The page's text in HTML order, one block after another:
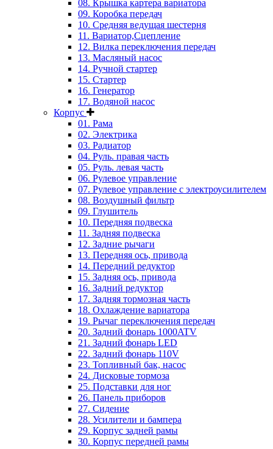
08. Крышка картера вариатора
09. Коробка передач
10. Средняя ведущая шестерня
11. Вариатор,Сцепление
12. Вилка переключения передач
13. Масляный насос
14. Ручной стартер
15. Стартер
16. Генератор
17. Водяной насос
Корпус
01. Рама
02. Электрика
03. Радиатор
04. Руль. правая часть
05. Руль. левая часть
06. Рулевое управление
07. Рулевое управление с электроусилителем
08. Воздушный фильтр
09. Глушитель
10. Передняя подвеска
11. Задняя подвеска
12. Задние рычаги
13. Передняя ось, привода
14. Передний редуктор
15. Задняя ось, привода
16. Задний редуктор
17. Задняя тормозная часть
18. Охлаждение вариатора
19. Рычаг переключения передач
20. Задний фонарь 1000ATV
21. Задний фонарь LED
22. Задний фонарь 110V
23. Топливный бак, насос
24. Дисковые тормоза
25. Подставки для ног
26. Панель приборов
27. Сидение
28. Усилители и бампера
29. Корпус задней рамы
30. Корпус передней рамы